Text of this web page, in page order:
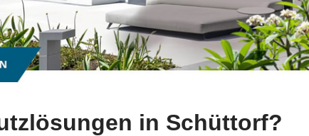
in Schüttorf?